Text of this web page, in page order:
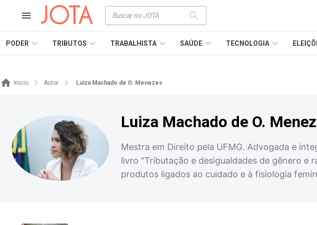
PODER TRIBUTOS TRABALHISTA SAÚDE TECNOLOGIA
Início Autor Luiza Machado de O. Menezes
Luiza Machado de O.
Mestra em Direito pela UFMG. Advogada e
livro "Tributação e desigualdades de gênero e
produtos ligados ao cuidado e à fisiologia